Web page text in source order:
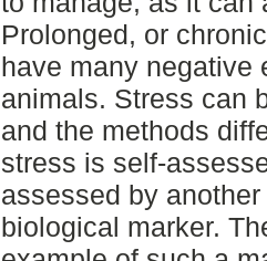
Prolonged, or
have many negative
animals. Stress can
and the methods
stress is self-
assessed by
biological marker.